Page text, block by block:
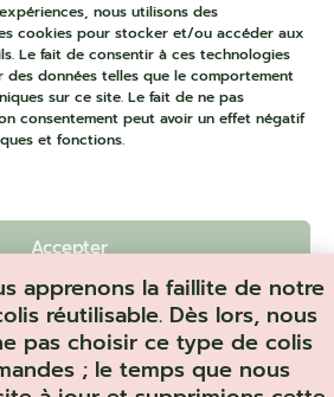
nous utilisons des
cookies pour stocker et/ou accéder aux
Le fait de consentir à ces technologies
données telles que le comportement
sur ce site. Le fait de ne pas
consentement peut avoir un effet négatif
et fonctions.
Accepter
Refuser
les préférences
apprenons la faillite de notre
réutilisable. Dès lors, nous
pas choisir ce type de colis
; le temps que nous
de cette page vous avez déjà contribuer à
d’arbres dans la forêt de Célia Milunelle!
| © 2023 Célia Milunelle All Rights
Reserved